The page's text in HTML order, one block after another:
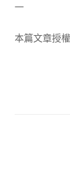
—
本篇文章授